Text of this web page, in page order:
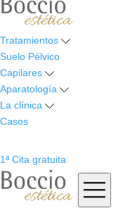
Tratamientos
Suelo Pélvico
Capilares
Aparatología
La clínica
Casos
1ª Cita gratuita